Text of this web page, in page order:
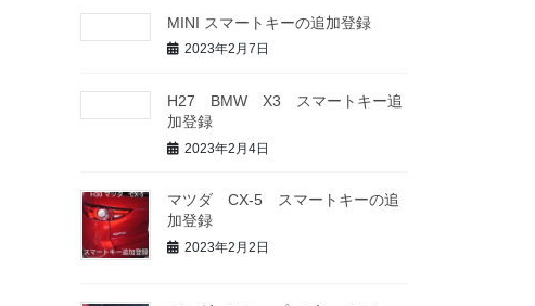
MINI スマートキーの追加登録
2023年2月7日
H27 BMW X3 スマートキー追
加登録
2023年2月4日
マツダ CX-5 スマートキーの追
加登録
2023年2月2日